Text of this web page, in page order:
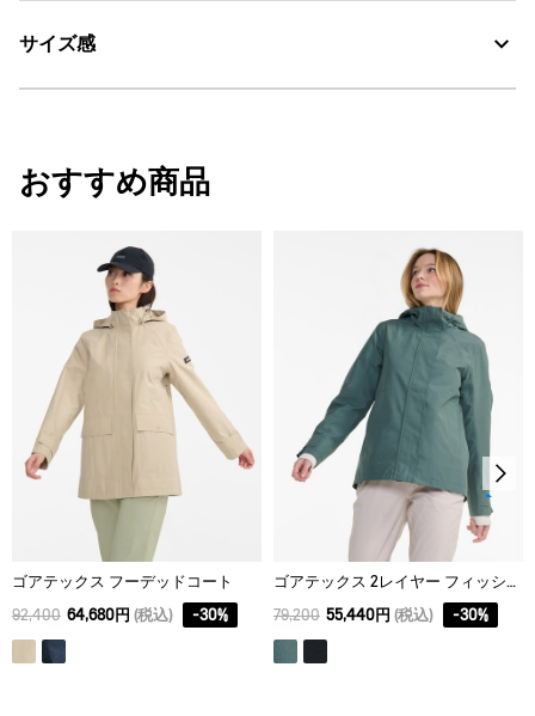
・色：ノワール（ブラック） (002)
サイズ感
34
40 62.5
おすすめ商品
ゴアテックス フーデッドコート
92,400 64,680円 (税込) -30%
ゴアテックス 2レイヤー フィッシュテールフーデッドジャケット
79,200 55,440円 (税込) -30%